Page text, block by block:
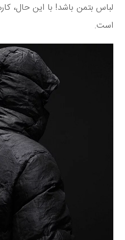
لباس بتمن باشد! با این حال،
است.